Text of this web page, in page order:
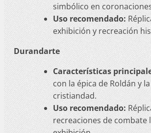
simbólico en
Uso recomendado:
exhibición y recreación
Durandarte
Características
con la épica de Roldán y
cristiandad.
Uso recomendado:
recreaciones de combate